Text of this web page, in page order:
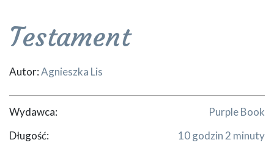
Testament
Autor:Agnieszka Lis
Wydawca:
Długość:
Purple Book
10 godzin 2 minuty